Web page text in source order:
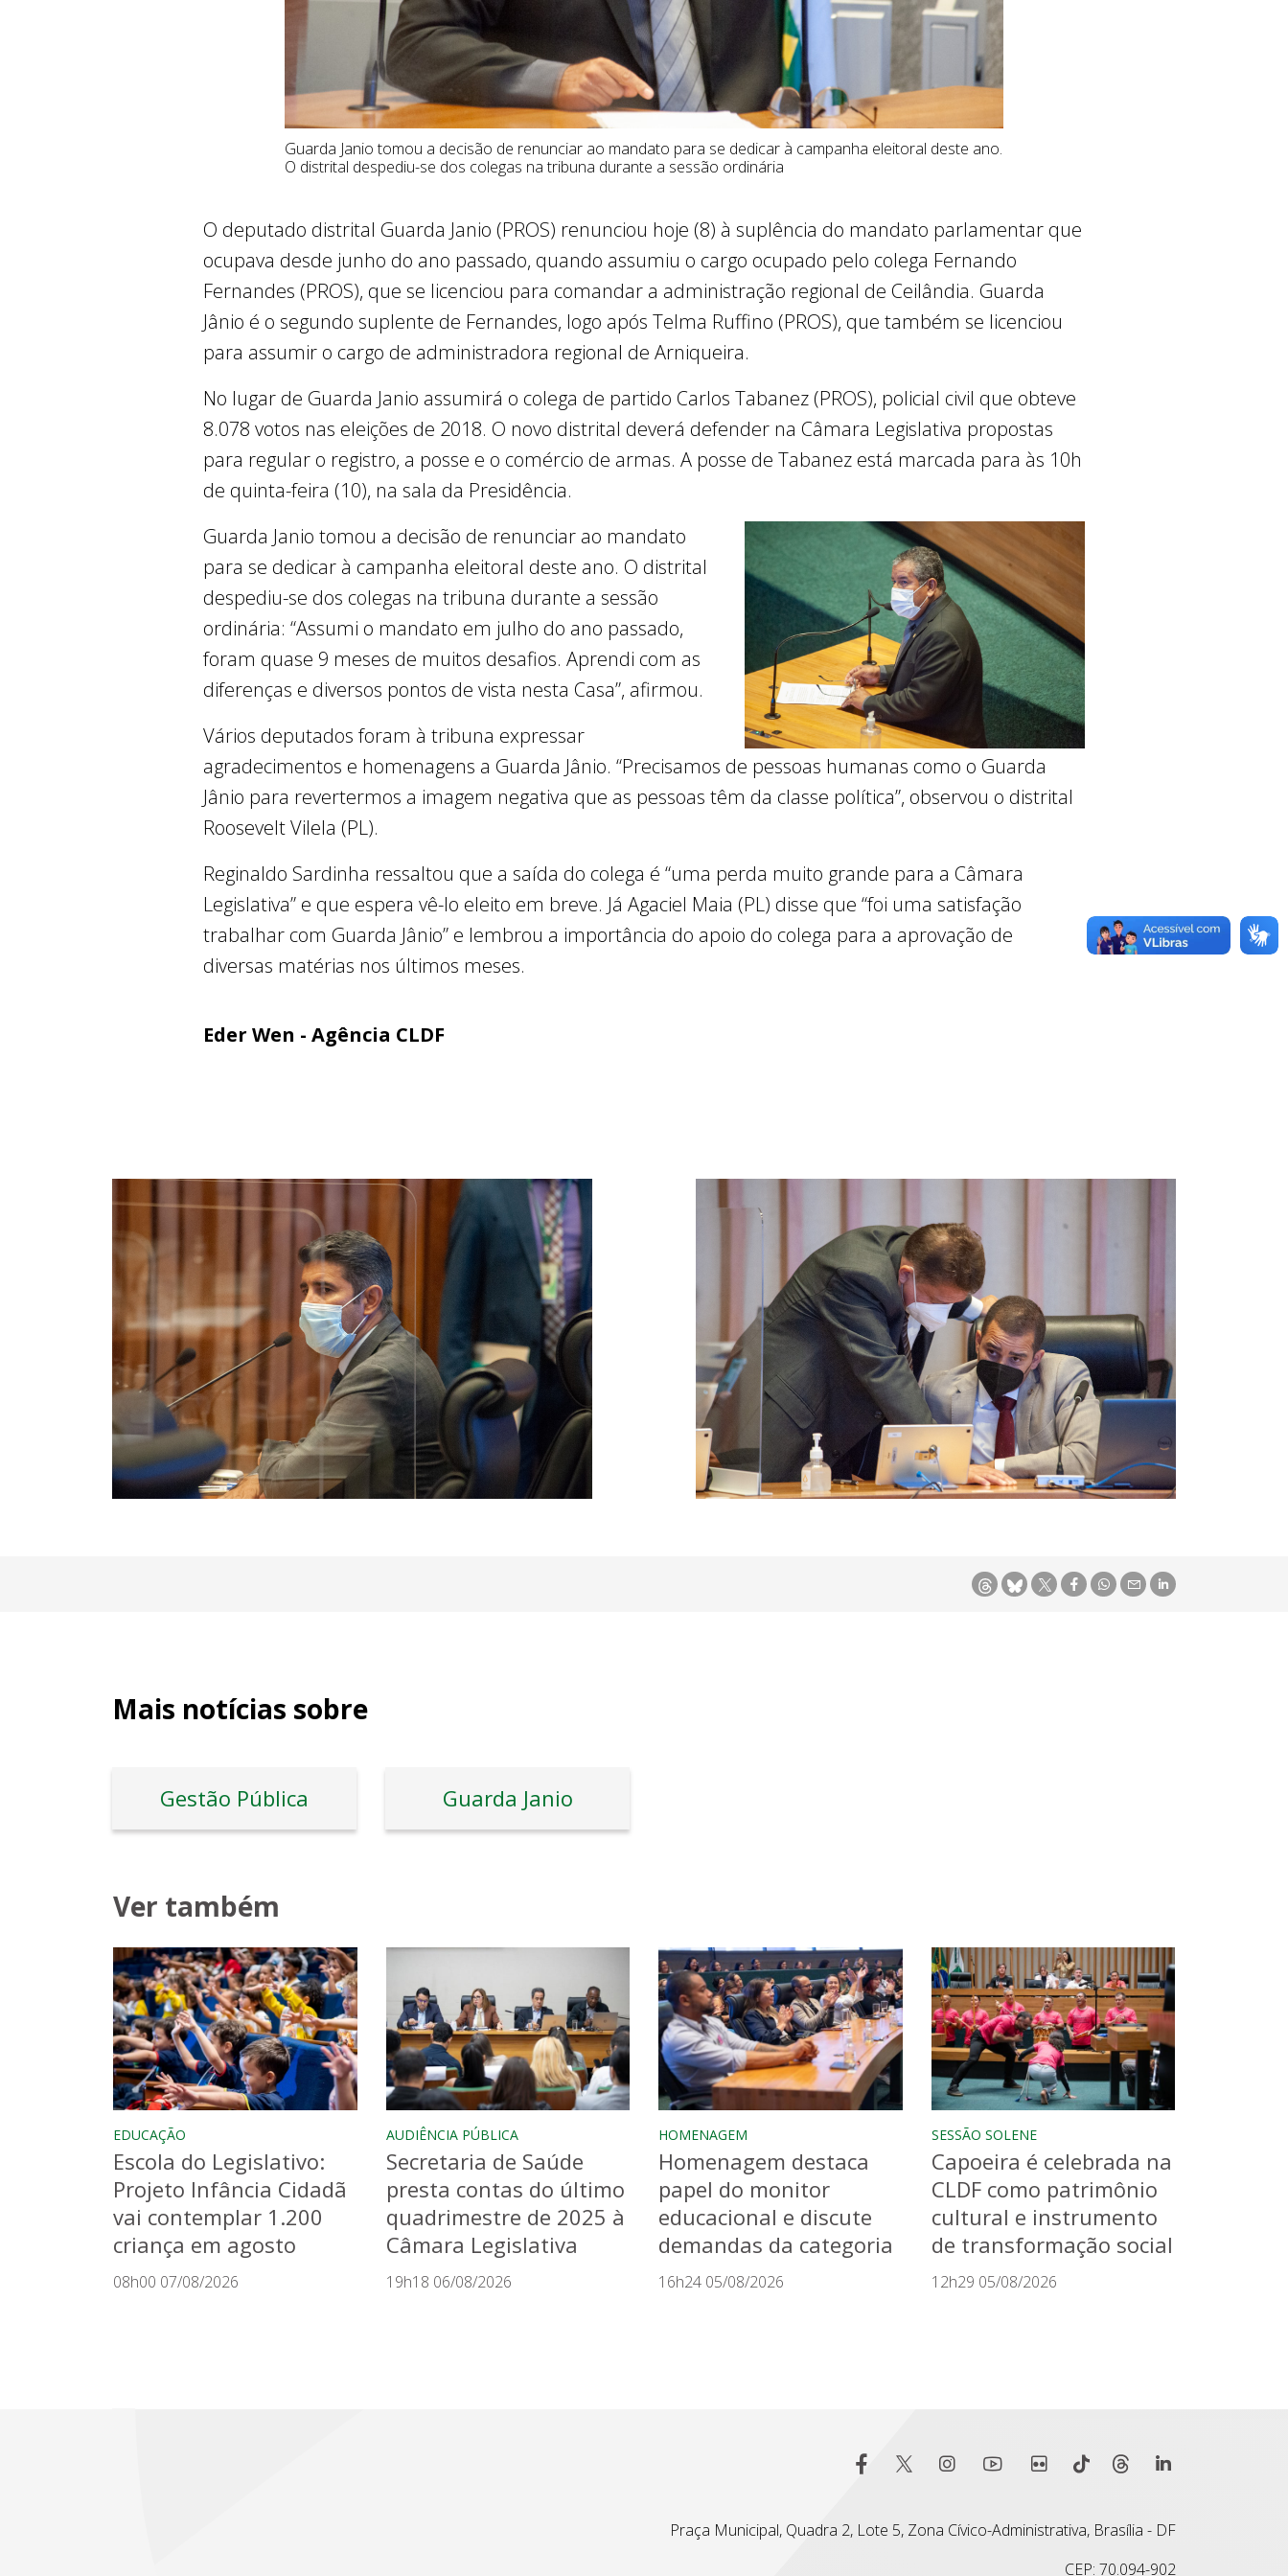
Guarda Janio tomou a decisão de renunciar ao mandato para se dedicar à campanha eleitoral deste ano.
O distrital despediu-se dos colegas na tribuna durante a sessão ordinária
O deputado distrital Guarda Janio (PROS) renunciou hoje (8) à suplência do mandato parlamentar que
ocupava desde junho do ano passado, quando assumiu o cargo ocupado pelo colega Fernando
Fernandes (PROS), que se licenciou para comandar a administração regional de Ceilândia. Guarda
Jânio é o segundo suplente de Fernandes, logo após Telma Ruffino (PROS), que também se licenciou
para assumir o cargo de administradora regional de Arniqueira.
No lugar de Guarda Janio assumirá o colega de partido Carlos Tabanez (PROS), policial civil que obteve
8.078 votos nas eleições de 2018. O novo distrital deverá defender na Câmara Legislativa propostas
para regular o registro, a posse e o comércio de armas. A posse de Tabanez está marcada para às 10h
de quinta-feira (10), na sala da Presidência.
Guarda Janio tomou a decisão de renunciar ao mandato
para se dedicar à campanha eleitoral deste ano. O distrital
despediu-se dos colegas na tribuna durante a sessão
ordinária: “Assumi o mandato em julho do ano passado,
foram quase 9 meses de muitos desafios. Aprendi com as
diferenças e diversos pontos de vista nesta Casa”, afirmou.
Vários deputados foram à tribuna expressar
agradecimentos e homenagens a Guarda Jânio. “Precisamos de pessoas humanas como o Guarda
Jânio para revertermos a imagem negativa que as pessoas têm da classe política”, observou o distrital
Roosevelt Vilela (PL).
Reginaldo Sardinha ressaltou que a saída do colega é “uma perda muito grande para a Câmara
Legislativa” e que espera vê-lo eleito em breve. Já Agaciel Maia (PL) disse que “foi uma satisfação
trabalhar com Guarda Jânio” e lembrou a importância do apoio do colega para a aprovação de
diversas matérias nos últimos meses.
Eder Wen - Agência CLDF
Mais notícias sobre
Gestão Pública Guarda Janio
Ver também
EDUCAÇÃO
Escola do Legislativo:
Projeto Infância Cidadã
vai contemplar 1.200
criança em agosto
08h00 07/08/2026
AUDIÊNCIA PÚBLICA
Secretaria de Saúde
presta contas do último
quadrimestre de 2025 à
Câmara Legislativa
19h18 06/08/2026
HOMENAGEM
Homenagem destaca
papel do monitor
educacional e discute
demandas da categoria
16h24 05/08/2026
SESSÃO SOLENE
Capoeira é celebrada na
CLDF como patrimônio
cultural e instrumento
de transformação social
12h29 05/08/2026
Praça Municipal, Quadra 2, Lote 5, Zona Cívico-Administrativa, Brasília - DF
CEP: 70.094-902